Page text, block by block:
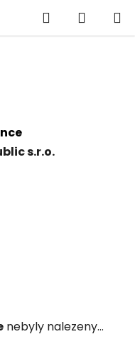
Hledat
KOŠÍK
s.r.o.
nebyly nalezeny...